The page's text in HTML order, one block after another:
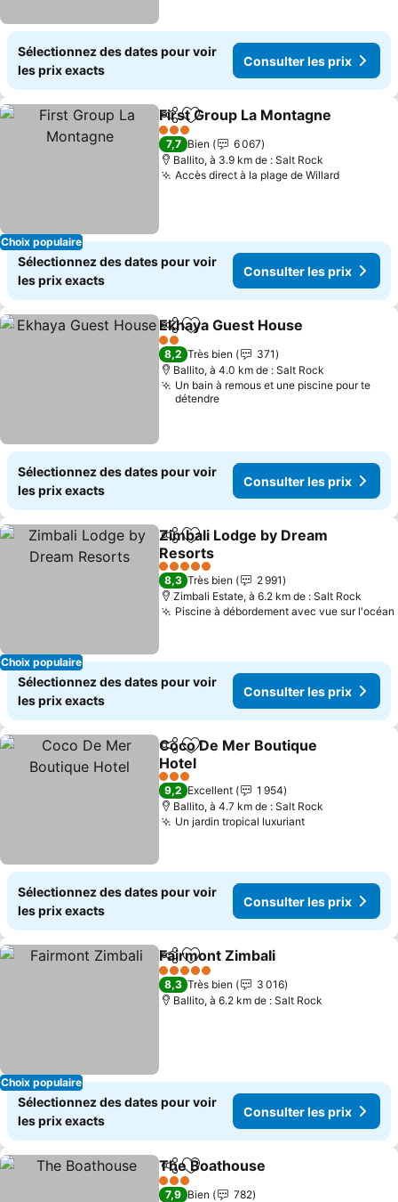
Sélectionnez des dates pour voir
les prix exacts
Consulter les prix
Choix populaire
PartagerAjouter à mes favoris
First Group La Montagne
3 Étoiles
7,7 Bien
6 067
Ballito, à 3.9 km de : Salt Rock
Accès direct à la plage de Willard
Sélectionnez des dates pour voir
les prix exacts
Consulter les prix
PartagerAjouter à mes favoris
Ekhaya Guest House
2 Étoiles
8,2 Très bien
371
Ballito, à 4.0 km de : Salt Rock
Un bain à remous et une piscine pour te
détendre
Sélectionnez des dates pour voir
les prix exacts
Consulter les prix
Choix populaire
PartagerAjouter à mes favoris
Zimbali Lodge by Dream
Resorts
Consulter les prix
5 Étoiles
8,3 Très bien
2 991
Zimbali Estate, à 6.2 km de : Salt Rock
Piscine à débordement avec vue sur l'océan
Sélectionnez des dates pour voir
les prix exacts
Consulter les prix
PartagerAjouter à mes favoris
Coco De Mer Boutique
Hotel
Consulter les prix
3 Étoiles
9,2 Excellent
1 954
Ballito, à 4.7 km de : Salt Rock
Un jardin tropical luxuriantConsulter les
Sélectionnez des dates pour voir
les prix exacts
Consulter les prix
Choix populaire
PartagerAjouter à mes favoris
Fairmont Zimbali
5 Étoiles
8,3 Très bien
3 016
Ballito, à 6.2 km de : Salt Rock
Sélectionnez des dates pour voir
les prix exacts
Consulter les prix
PartagerAjouter à mes favoris
The Boathouse
3 Étoiles
7,9 Bien
782